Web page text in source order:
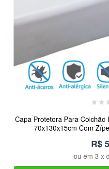
Capa Protetora Para
70x130x15cm Com
R$
ou em 3 x